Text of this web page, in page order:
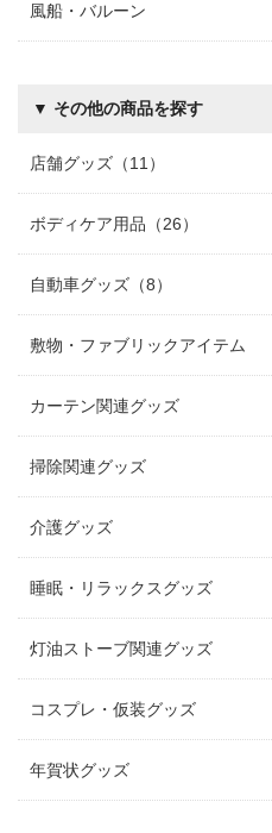
風船・バルーン
▼ その他の商品を探す
店舗グッズ（11）
ボディケア用品（26）
自動車グッズ（8）
敷物・ファブリックアイテム
カーテン関連グッズ
掃除関連グッズ
介護グッズ
睡眠・リラックスグッズ
灯油ストーブ関連グッズ
コスプレ・仮装グッズ
年賀状グッズ